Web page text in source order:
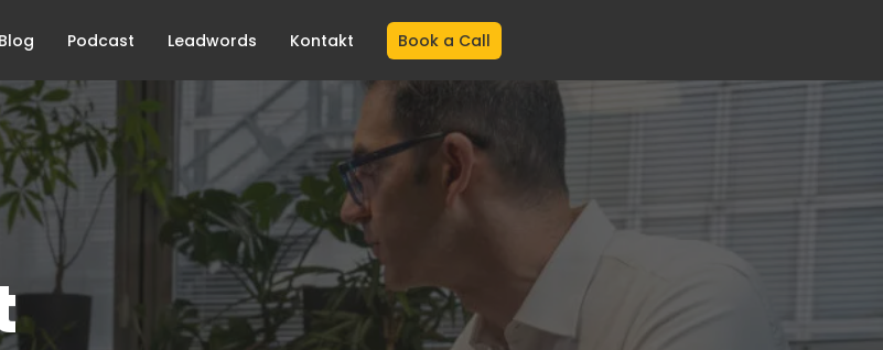
Blog Podcast Leadwords Kontakt Book a Call